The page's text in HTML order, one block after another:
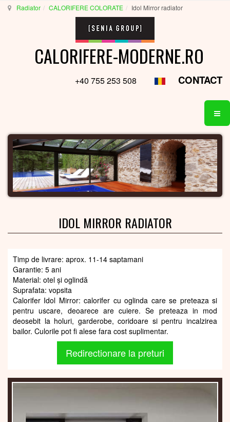
Radiator CALORIFERE COLORATE Idol Mirror radiator
CALORIFERE-MODERNE.RO
+40 755 253 508 CONTACT
IDOL MIRROR RADIATOR
Timp de livrare: aprox. 11-14 saptamani
Garantie: 5 ani
Material: otel și oglindă
Suprafata: vopsita
Calorifer Idol Mirror: calorifer cu oglinda care se preteaza si
pentru uscare, deoarece are cuiere. Se preteaza in mod
deosebit la holuri, garderobe, coridoare si pentru incalzirea
bailor. Culorile pot fi alese fara cost suplimentar.
Redirectionare la preturi